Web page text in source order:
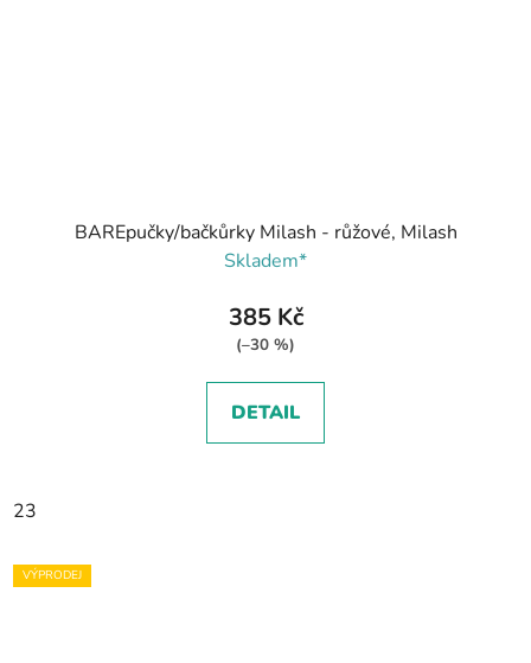
BAREpučky/bačkůrky Milash - růžové, Milash
Skladem*
385 Kč
(–30 %)
DETAIL
23
VÝPRODEJ